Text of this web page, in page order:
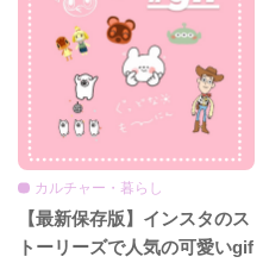
カルチャー・暮らし
【最新保存版】インスタのス
トーリーズで人気の可愛いgif